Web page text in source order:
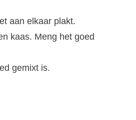
aan elkaar plakt.
kaas. Meng het goed
gemixt is.